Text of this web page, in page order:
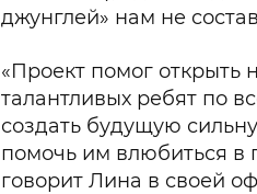
джунглей» нам не
«Проект помог открыть
талантливых ребят по
создать будущую
помочь им влюбиться в
говорит Лина в своей